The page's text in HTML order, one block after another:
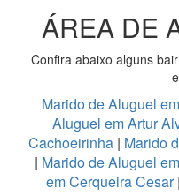
ÁREA DE
Confira abaixo alguns
Marido de Aluguel
Aluguel em Artur
Cachoeirinha| Marido
| Marido de Aluguel
em Cerqueira Cesar|